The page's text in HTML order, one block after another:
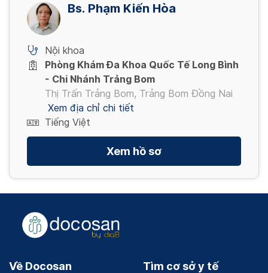
Bs. Phạm Kiến Hòa
Nội khoa
Phòng Khám Đa Khoa Quốc Tế Long Bình
- Chi Nhánh Trảng Bom
Thị Trấn Trảng Bom, Trảng Bom Đồng Nai
Xem địa chỉ chi tiết
Tiếng Việt
Xem hồ sơ
Về Docosan Tìm cơ sở y tế